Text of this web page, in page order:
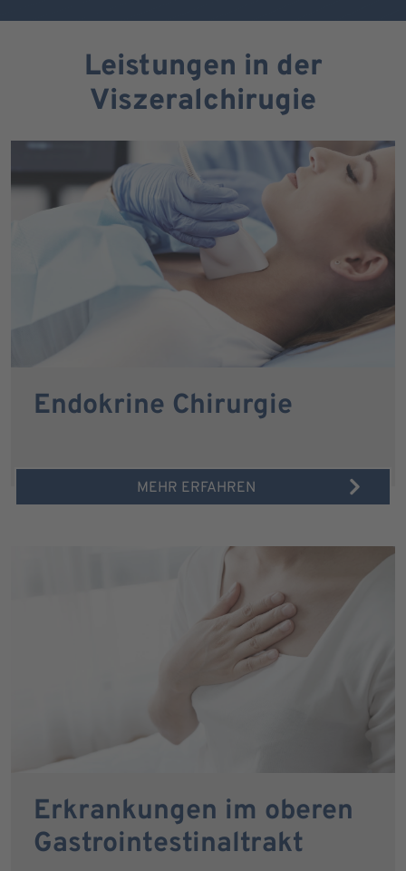
Leistungen in der
Viszeralchirugie
Endokrine Chirurgie
MEHR ERFAHREN
Erkrankungen im oberen
Gastrointestinaltrakt